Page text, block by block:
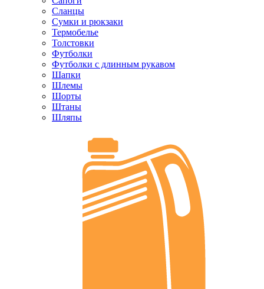
Сланцы
Сумки и рюкзаки
Термобелье
Толстовки
Футболки
Футболки с длинным рукавом
Шапки
Шлемы
Шорты
Штаны
Шляпы